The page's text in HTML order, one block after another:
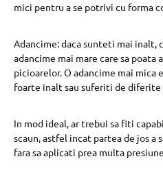
mici pentru a se potrivi cu forma
Adancime: daca sunteti mai inalt,
adancime mai mare care sa poata
picioarelor. O adancime mai mica
foarte inalt sau suferiti de
In mod ideal, ar trebui sa fiti
scaun, astfel incat partea de jos a
fara sa aplicati prea multa